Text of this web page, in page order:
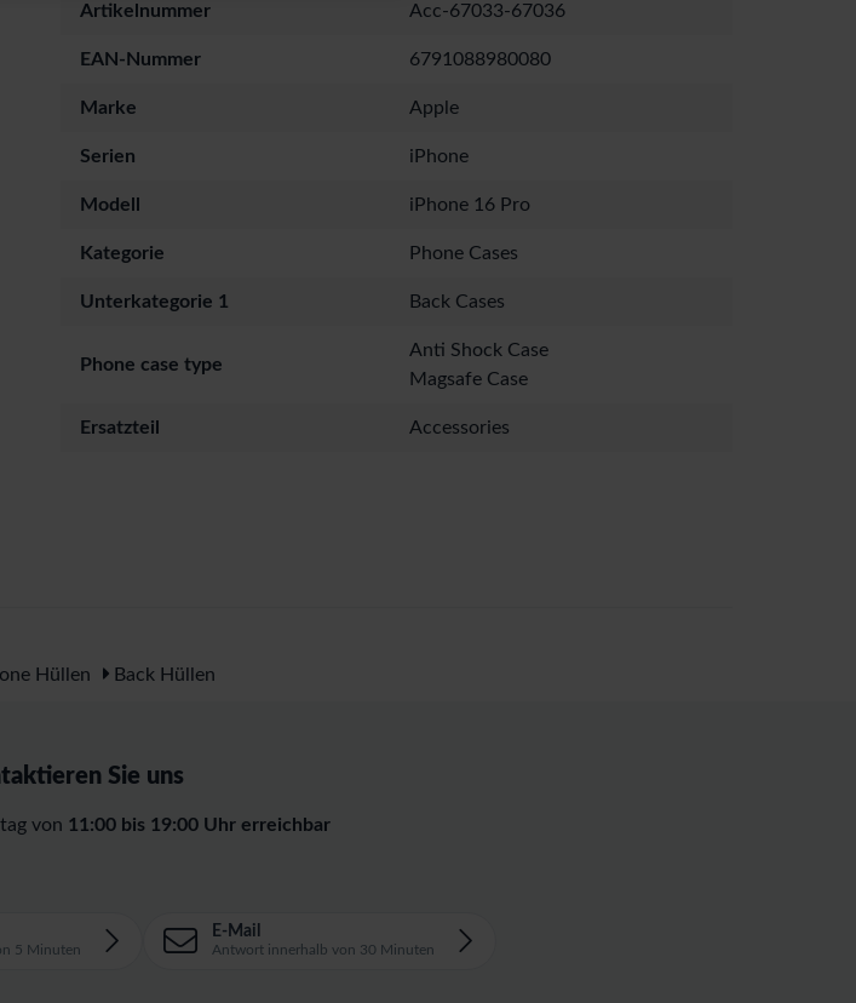
Artikelnummer Acc-67033-67036
EAN-Nummer 6791088980080
Marke Apple
Serien iPhone
Modell iPhone 16 Pro
Kategorie Phone Cases
Unterkategorie 1 Back Cases
Phone case type
Anti Shock Case
Magsafe Case
Ersatzteil Accessories
Hüllen Back Hüllen
Sie uns
von 11:00 bis 19:00 Uhr erreichbar
5 Minuten
E-Mail
Antwort innerhalb von 30 Minuten